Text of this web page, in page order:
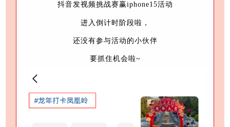
抖音发视频挑战赛赢iphone15活动
进入倒计时 阶段啦，
还没有参与活动的小伙伴
要抓住机会啦~